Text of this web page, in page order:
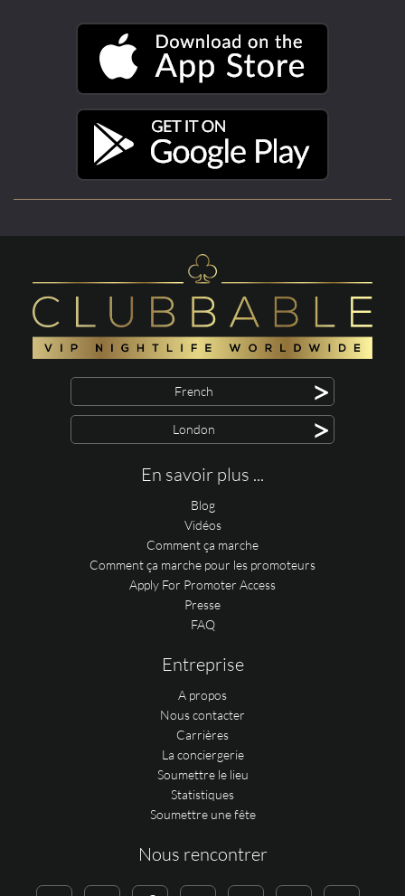
French >
London >
En savoir plus ...
Blog
Vidéos
Comment ça marche
Comment ça marche pour les promoteurs
Apply For Promoter Access
Presse
FAQ
Entreprise
A propos
Nous contacter
Carrières
La conciergerie
Soumettre le lieu
Statistiques
Soumettre une fête
Nous rencontrer